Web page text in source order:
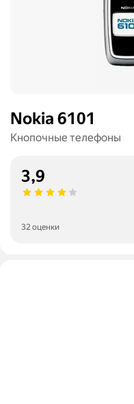
Nokia 6101
Кнопочные телефоны
3,9
32 оценки